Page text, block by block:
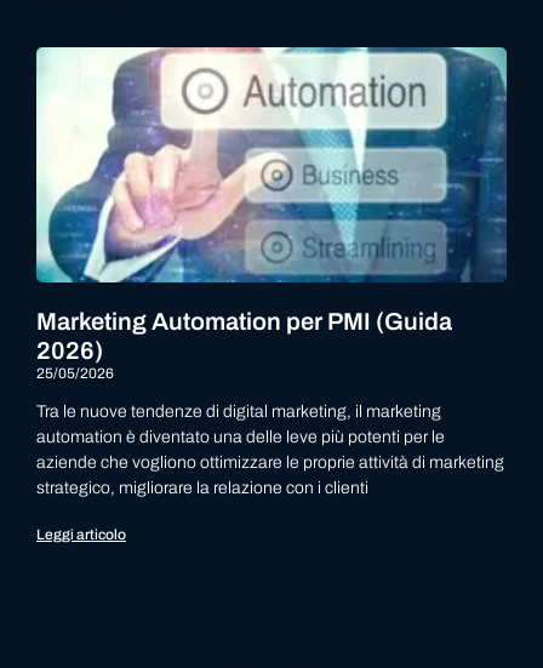
Marketing Automation per PMI (Guida
2026)
25/05/2026
Tra le nuove tendenze di digital marketing, il marketing
automation è diventato una delle leve più potenti per le
aziende che vogliono ottimizzare le proprie attività di marketing
strategico, migliorare la relazione con i clienti
Leggi articolo